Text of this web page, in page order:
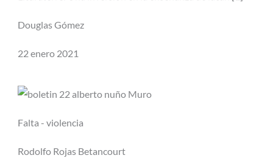
Douglas Gómez
22 enero 2021
Falta - violencia
Rodolfo Rojas Betancourt